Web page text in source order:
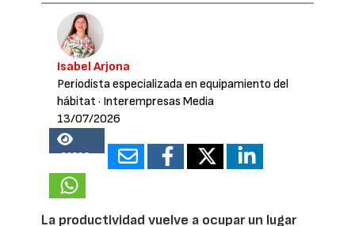
Isabel Arjona
Periodista especializada en equipamiento del
hábitat · Interempresas Media
13/07/2026
26583
La productividad vuelve a ocupar un lugar